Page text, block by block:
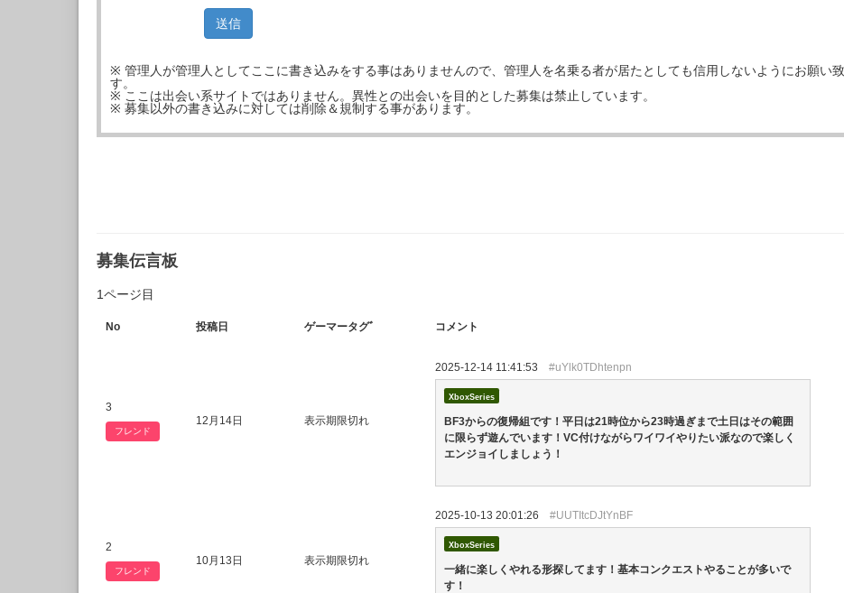
※ 管理人が管理人としてここに書き込みをする事はありませんので、管理人を名乗る者が居たとしても信用しないようにお願い
す。
※ ここは出会い系サイトではありません。異性との出会いを目的とした募集は禁止しています。
※ 募集以外の書き込みに対しては削除＆規制する事があります。
募集伝言板
1ページ目
No 投稿日 ゲーマータグﾞ コメント
3
フレンド
12月14日 表示期限切れ
2025-12-14 11:41:53 #uYlk0TDhtenpn
XboxSeries
BF3からの復帰組です！平日は21時位から23時過ぎまで土日はその範囲
に限らず遊んでいます！VC付けながらワイワイやりたい派なので楽しく
エンジョイしましょう！
2
フレンド
10月13日 表示期限切れ
2025-10-13 20:01:26 #UUTItcDJtYnBF
XboxSeries
一緒に楽しくやれる形探してます！基本コンクエストやることが多いで
す！